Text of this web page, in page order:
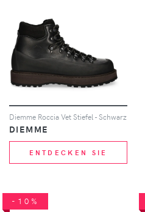
Diemme Roccia Vet Stiefel - Schwarz
DIEMME
ENTDECKEN SIE
-10%